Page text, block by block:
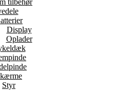
tilbehør
Display
Oplader
Styr